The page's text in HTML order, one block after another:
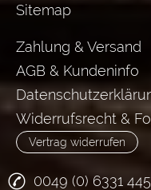
Sitemap
Zahlung & Versand
AGB & Kundeninfo
Widerrufsrecht &
Vertrag widerrufen
0049 (0) 6331